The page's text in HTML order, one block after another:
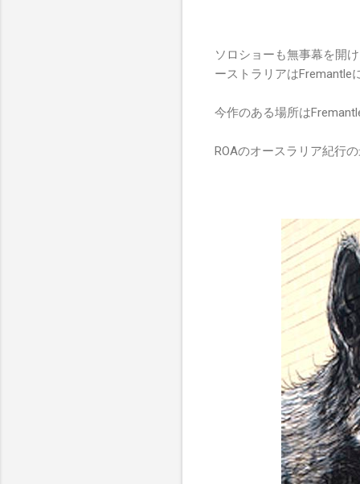
ソロショーも無事幕を開
ーストラリアはFremantle
今作のある場所は
ROAのオースラリア紀行